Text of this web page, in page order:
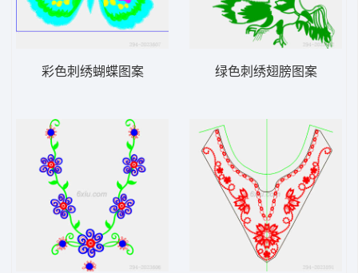
彩色刺绣蝴蝶图案 绿色刺绣翅膀图案